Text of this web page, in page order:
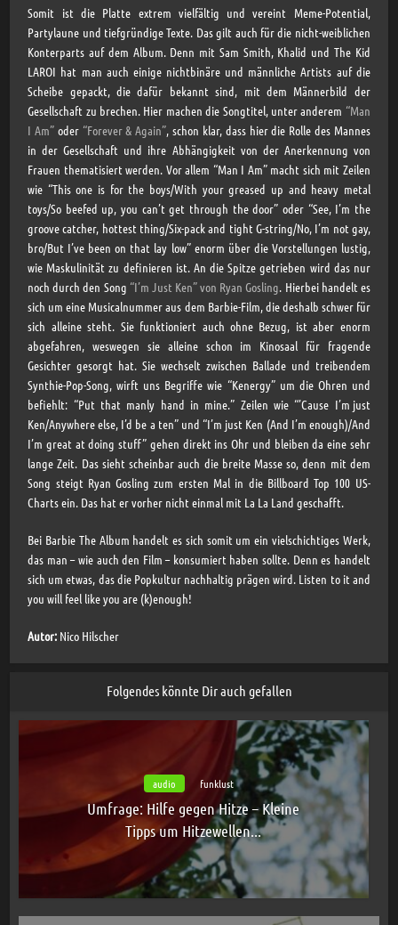
Somit ist die Platte extrem vielfältig und vereint Meme-Potential,
Partylaune und tiefgründige Texte. Das gilt auch für die nicht-weiblichen
Konterparts auf dem Album. Denn mit Sam Smith, Khalid und The Kid
LAROI hat man auch einige nichtbinäre und männliche Artists auf die
Scheibe gepackt, die dafür bekannt sind, mit dem Männerbild der
Gesellschaft zu brechen. Hier machen die Songtitel, unter anderem “Man
I Am” oder “Forever & Again” , schon klar, dass hier die Rolle des Mannes
in der Gesellschaft und ihre Abhängigkeit von der Anerkennung von
Frauen thematisiert werden. Vor allem “Man I Am” macht sich mit Zeilen
wie “This one is for the boys/With your greased up and heavy metal
toys/So beefed up, you can’t get through the door” oder “See, I’m the
groove catcher, hottest thing/Six-pack and tight G-string/No, I’m not gay,
bro/But I’ve been on that lay low” enorm über die Vorstellungen lustig,
wie Maskulinität zu definieren ist. An die Spitze getrieben wird das nur
noch durch den Song “I’m Just Ken” von Ryan Gosling . Hierbei handelt es
sich um eine Musicalnummer aus dem Barbie-Film, die deshalb schwer für
sich alleine steht. Sie funktioniert auch ohne Bezug, ist aber enorm
abgefahren, weswegen sie alleine schon im Kinosaal für fragende
Gesichter gesorgt hat. Sie wechselt zwischen Ballade und treibendem
Synthie-Pop-Song, wirft uns Begriffe wie “Kenergy” um die Ohren und
befiehlt: “Put that manly hand in mine.” Zeilen wie “’Cause I’m just
Ken/Anywhere else, I’d be a ten” und “I’m just Ken (And I’m enough)/And
I’m great at doing stuff” gehen direkt ins Ohr und bleiben da eine sehr
lange Zeit. Das sieht scheinbar auch die breite Masse so, denn mit dem
Song steigt Ryan Gosling zum ersten Mal in die Billboard Top 100 US-
Charts ein. Das hat er vorher nicht einmal mit La La Land geschafft.
Bei Barbie The Album handelt es sich somit um ein vielschichtiges Werk,
das man – wie auch den Film – konsumiert haben sollte. Denn es handelt
sich um etwas, das die Popkultur nachhaltig prägen wird. Listen to it and
you will feel like you are (k)enough!
Autor: Nico Hilscher
Folgendes könnte Dir auch gefallen
audio funklust
Umfrage: Hilfe gegen Hitze – Kleine
Tipps um Hitzewellen...